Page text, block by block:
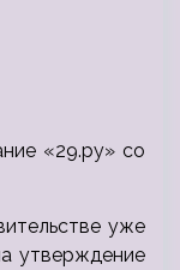
«29.ру» со
уже
утверждение